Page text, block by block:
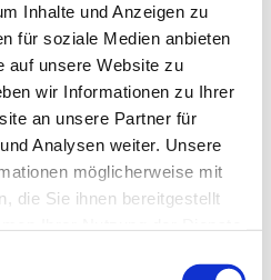
Inhalte und Anzeigen zu
für soziale Medien anbieten
auf unsere Website zu
wir Informationen zu Ihrer
an unsere Partner für
Analysen weiter. Unsere
möglicherweise mit
die Sie ihnen bereitgestellt
wir uns noch kurz mit der
auseinander.
X und Instagram
dir auf X und Instagram
Arbeit. Sei hautnah dabei,